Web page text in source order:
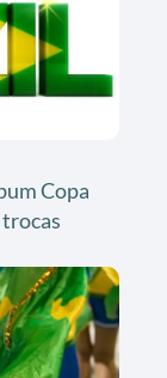
Copa